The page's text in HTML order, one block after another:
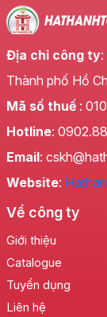
Địa chỉ công ty
Thành phố Hồ
Mã số thuế :
Hotline:
Email:
Website:
Về công ty
Giới thiệu
Catalogue
Tuyển dụng
Liên hệ